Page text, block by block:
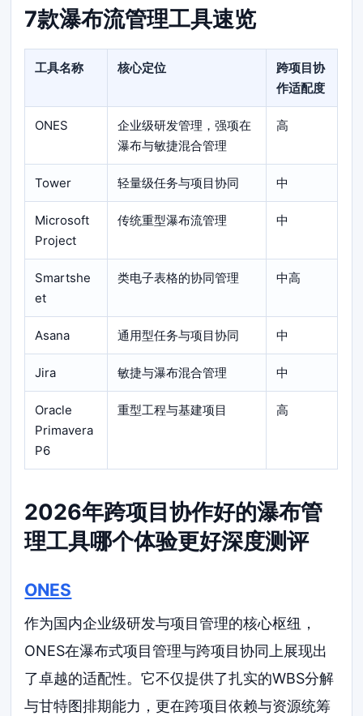
7款瀑布流管理工具速览
工具名称 核心定位
跨项目协
作适配度
ONES
企业级研发管理，强项在
瀑布与敏捷混合管理
高
Tower 轻量级任务与项目协同 中
Microsoft
Project
传统重型瀑布流管理 中
Smartshe
et
类电子表格的协同管理 中高
Asana 通用型任务与项目协同 中
Jira 敏捷与瀑布混合管理 中
Oracle
Primavera
P6
重型工程与基建项目 高
2026年跨项目协作好的瀑布管
理工具哪个体验更好深度测评
ONES
作为国内企业级研发与项目管理的核心枢纽，
ONES在瀑布式项目管理与跨项目协同上展现出
了卓越的适配性。它不仅提供了扎实的WBS分解
与甘特图排期能力，更在跨项目依赖与资源统筹